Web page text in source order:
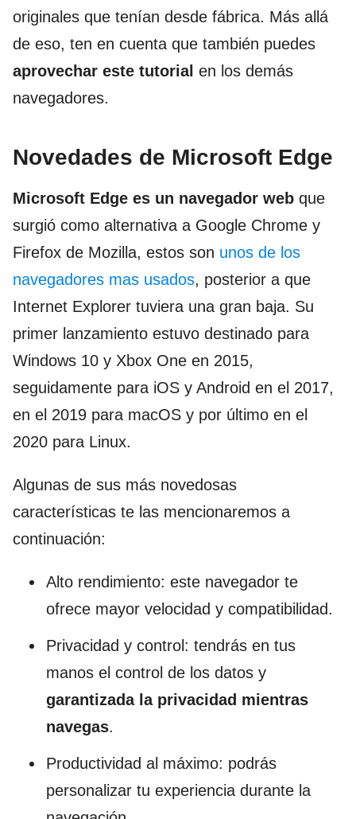
originales que tenían desde fábrica. Más allá
de eso, ten en cuenta que también puedes
aprovechar este tutorial en los demás
navegadores.
Novedades de Microsoft Edge
Microsoft Edge es un navegador web que
surgió como alternativa a Google Chrome y
Firefox de Mozilla, estos son unos de los
navegadores mas usados, posterior a que
Internet Explorer tuviera una gran baja. Su
primer lanzamiento estuvo destinado para
Windows 10 y Xbox One en 2015,
seguidamente para iOS y Android en el 2017,
en el 2019 para macOS y por último en el
2020 para Linux.
Algunas de sus más novedosas
características te las mencionaremos a
continuación:
Alto rendimiento: este navegador te
ofrece mayor velocidad y compatibilidad.
Privacidad y control: tendrás en tus
manos el control de los datos y
garantizada la privacidad mientras
navegas.
Productividad al máximo: podrás
personalizar tu experiencia durante la